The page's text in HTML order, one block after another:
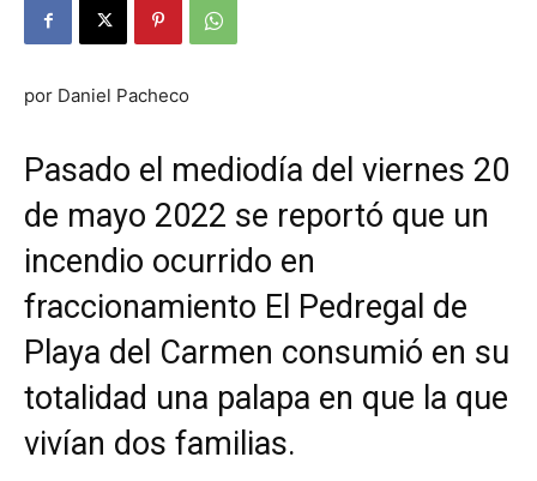
por Daniel Pacheco
Pasado el mediodía del viernes 20
de mayo 2022 se reportó que un
incendio ocurrido en
fraccionamiento El Pedregal de
Playa del Carmen consumió en su
totalidad una palapa en que la que
vivían dos familias.